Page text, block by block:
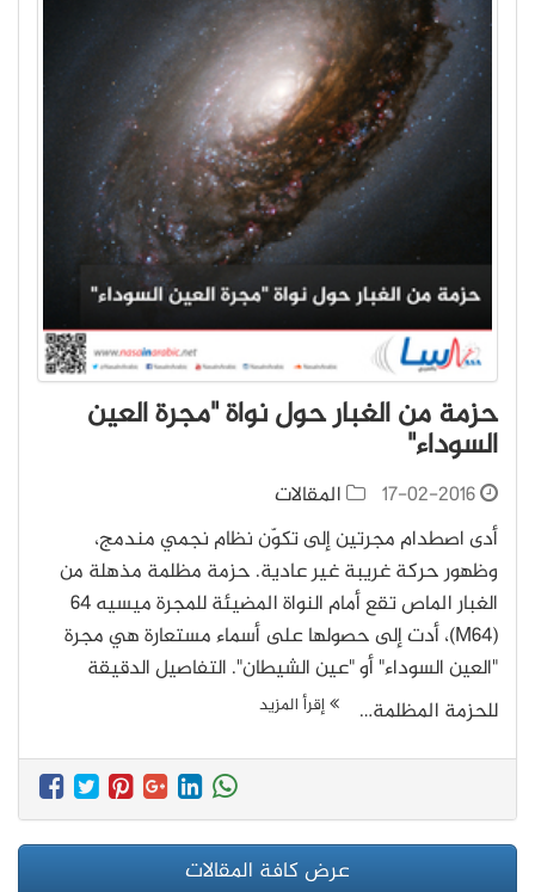
حزمة من الغبار حول نواة "مجرة العين
السوداء"
17-02-2016
المقالات
أدى اصطدام مجرتين إلى تكوّن نظام نجمي مندمج،
وظهور حركة غريبة غير عادية. حزمة مظلمة مذهلة من
الغبار الماص تقع أمام النواة المضيئة للمجرة ميسيه 64
(M64)، أدت إلى حصولها على أسماء مستعارة هي مجرة
"العين السوداء" أو "عين الشيطان". التفاصيل الدقيقة
للحزمة المظلمة…
إقرأ المزيد
عرض كافة المقالات